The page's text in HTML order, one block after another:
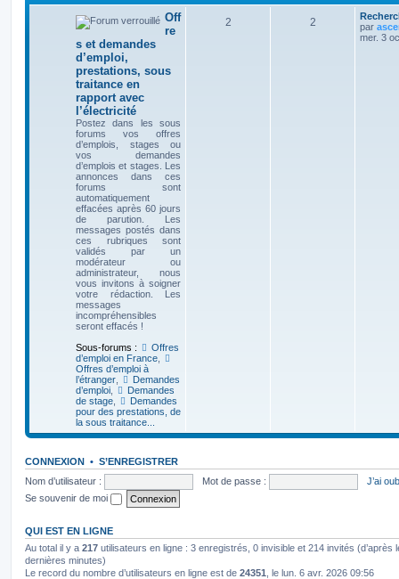
Off
re
s et demandes
d’emploi,
prestations, sous
traitance en
rapport avec
l’électricité
Postez dans les sous
forums vos offres
d’emplois, stages ou
vos demandes
d’emplois et stages. Les
annonces dans ces
forums sont
automatiquement
effacées après 60 jours
de parution. Les
messages postés dans
ces rubriques sont
validés par un
modérateur ou
administrateur, nous
vous invitons à soigner
votre rédaction. Les
messages
incompréhensibles
seront effacés !
Sous-forums :
Offres
d’emploi en France
Offres d’emploi à
l’étranger
Demandes
d’emploi
Demandes
de stage
Demandes
pour des prestations, de
la sous traitance...
2 2
par
mer. 3
CONNEXION • S’ENREGISTRER
Nom d’utilisateur :
Mot de passe :
J’ai
Se souvenir de moi
QUI EST EN LIGNE
Au total il y a 217 utilisateurs en ligne : 3 enregistrés, 0 invisible et 214 invités (d’après
dernières minutes)
Le record du nombre d’utilisateurs en ligne est de 24351 , le lun. 6 avr. 2026 09:56